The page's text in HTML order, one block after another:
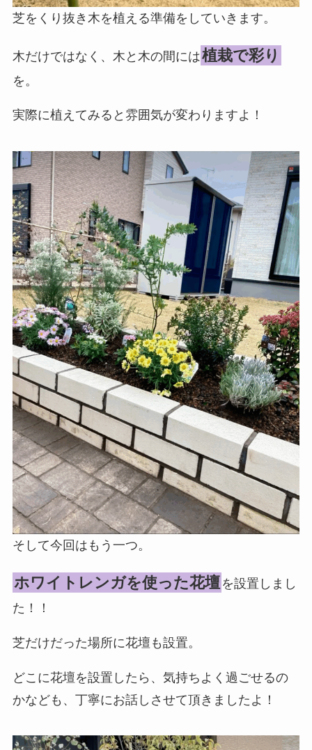
芝をくり抜き木を植える準備をしていきます。
木だけではなく、木と木の間には植栽で彩り
を。
実際に植えてみると雰囲気が変わりますよ！
そして今回はもう一つ。
ホワイトレンガを使った花壇 を設置しまし
た！！
芝だけだった場所に花壇も設置。
どこに花壇を設置したら、気持ちよく過ごせるの
かなども、丁寧にお話しさせて頂きましたよ！